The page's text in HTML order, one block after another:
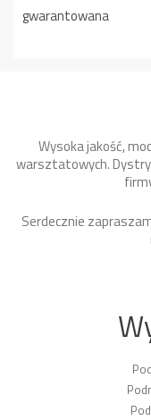
Wysoka jakość,
warsztatowych.
Serdecznie